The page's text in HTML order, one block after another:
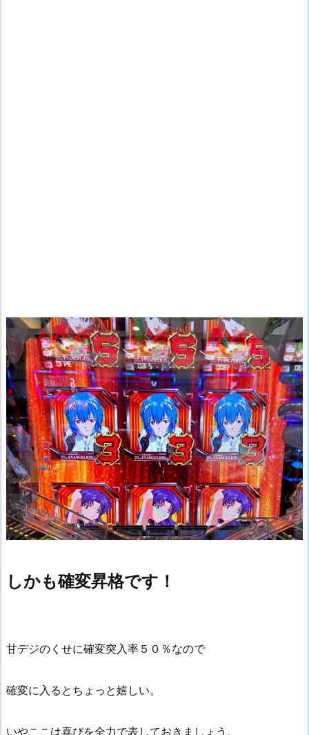
しかも確変昇格です！
甘デジのくせに確変突入率５０％なので
確変に入るとちょっと嬉しい。
いやここは喜びを全力で表しておきましょう。